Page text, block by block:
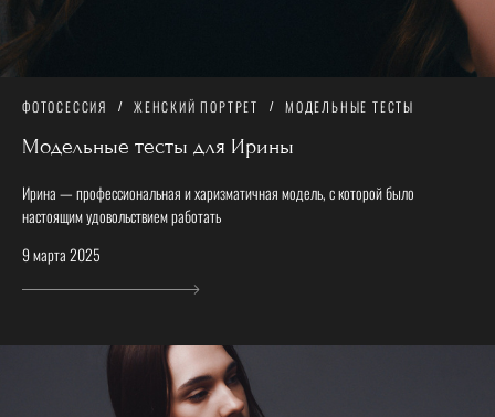
ФОТОСЕССИЯ ЖЕНСКИЙ ПОРТРЕТ МОДЕЛЬНЫЕ ТЕСТЫ
Модельные тесты для Ирины
Ирина — профессиональная и харизматичная модель, с которой было
настоящим удовольствием работать
9 марта 2025